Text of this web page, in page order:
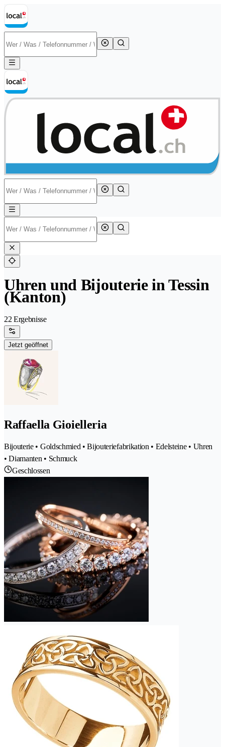
Uhren und Bijouterie in Tessin
(Kanton)
22 Ergebnisse
Jetzt geöffnet
Raffaella Gioielleria
Bijouterie • Goldschmied • Bijouteriefabrikation • Edelsteine • Uhren
• Diamanten • Schmuck
Geschlossen